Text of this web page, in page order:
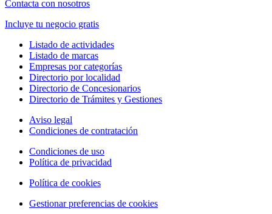
Contacta con nosotros
Incluye tu negocio gratis
Listado de actividades
Listado de marcas
Empresas por categorías
Directorio por localidad
Directorio de Concesionarios
Directorio de Trámites y Gestiones
Aviso legal
Condiciones de contratación
Condiciones de uso
Política de privacidad
Política de cookies
Gestionar preferencias de cookies